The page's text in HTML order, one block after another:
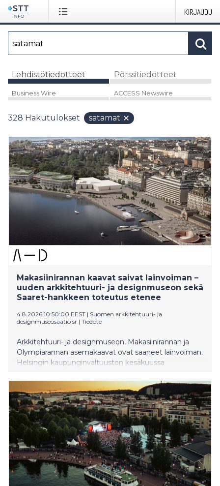
KIRJAUDU
Lehdistötiedotteet Pörssitiedotteet
Business Wire ACCESS Newswire
328 Hakutulokset satamat
Makasiinirannan kaavat saivat lainvoiman –
uuden arkkitehtuuri- ja designmuseon sekä
Saaret-hankkeen toteutus etenee
4.8.2026 10:50:00 EEST | Suomen arkkitehtuuri- ja
designmuseosäätiö sr | Tiedote
Arkkitehtuuri- ja designmuseon, Makasiinirannan ja
Olympiarannan asemakaavat ovat saaneet lainvoiman.
Helsingin kaupunginvaltuuston kesäkuussa
määräaikaan mennessä.